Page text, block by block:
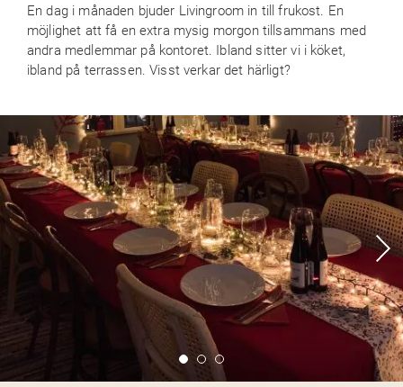
En dag i månaden bjuder Livingroom in till frukost. En
möjlighet att få en extra mysig morgon tillsammans med
andra medlemmar på kontoret. Ibland sitter vi i köket,
ibland på terrassen. Visst verkar det härligt?